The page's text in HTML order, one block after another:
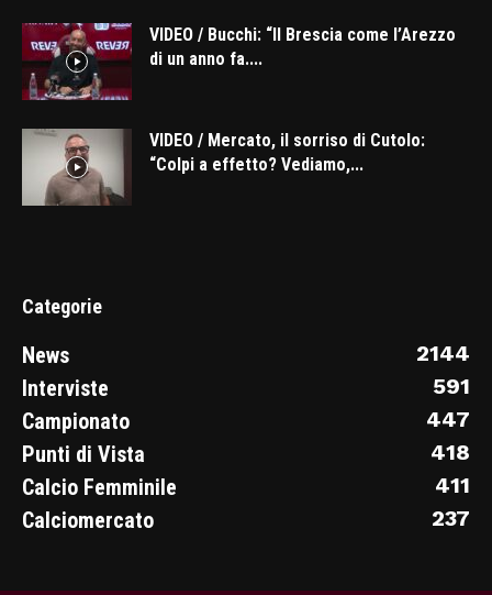
VIDEO / Bucchi: “Il Brescia come l’Arezzo
di un anno fa....
VIDEO / Mercato, il sorriso di Cutolo:
“Colpi a effetto? Vediamo,...
Categorie
News
2144
Interviste
591
Campionato
447
Punti di Vista
418
Calcio Femminile
411
Calciomercato
237